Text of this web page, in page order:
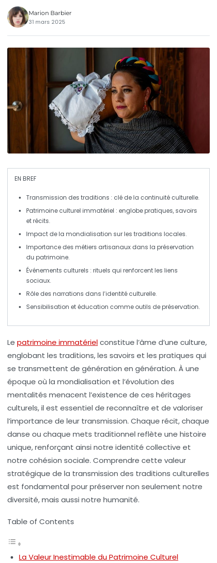
Marion Barbier
31 mars 2025
EN BREF
Transmission des traditions : clé de la continuité culturelle.
Patrimoine culturel immatériel : englobepratiques, savoirs
etrécits.
Impact de la mondialisation sur les traditions locales.
Importance des métiers artisanaux dans la préservation
du patrimoine.
Événements culturels : rituels qui renforcent les liens
sociaux.
Rôle des narrations dans l’identité culturelle.
Sensibilisation et éducation comme outils de préservation.
Le patrimoine immatérielconstitue l’âme d’une culture,
englobant les traditions, les savoirs et les pratiques qui
se transmettent de génération en génération. À une
époque où la mondialisation et l’évolution des
mentalités menacent l’existence de ces héritages
culturels, il est essentiel de reconnaître et de valoriser
l’importance de leur transmission. Chaque récit, chaque
danse ou chaque mets traditionnel reflète une histoire
unique, renforçant ainsi notre identité collective et
notre cohésion sociale. Comprendre cette valeur
stratégique de la transmission des traditions culturelles
est fondamental pour préserver non seulement notre
diversité, mais aussi notre humanité.
Table of Contents
La Valeur Inestimable du Patrimoine Culturel